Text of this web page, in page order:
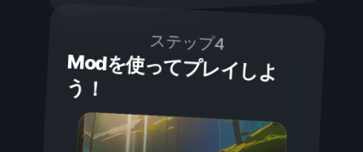
ステップ4
Modを使ってプレイしよ
う！